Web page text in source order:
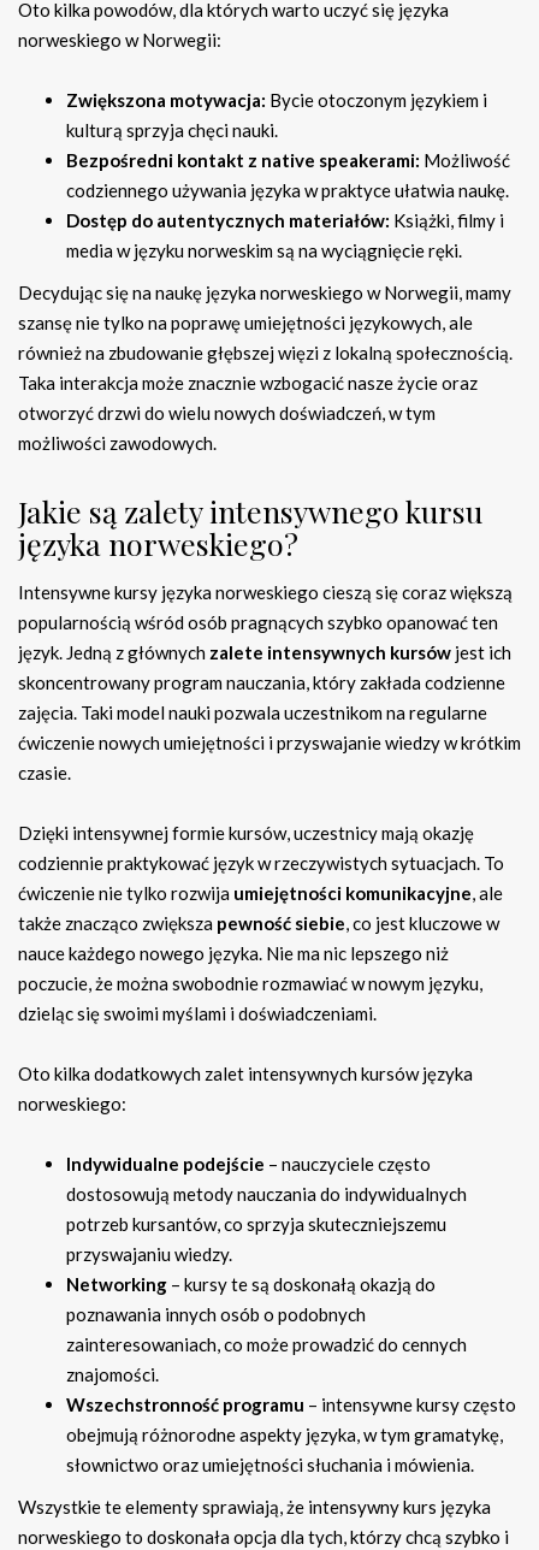
Oto kilka powodów, dla których warto uczyć się języka
norweskiego w Norwegii:
Zwiększona motywacja: Bycie otoczonym językiem i
kulturą sprzyja chęci nauki.
Bezpośredni kontakt z native speakerami: Możliwość
codziennego używania języka w praktyce ułatwia naukę.
Dostęp do autentycznych materiałów: Książki, filmy i
media w języku norweskim są na wyciągnięcie ręki.
Decydując się na naukę języka norweskiego w Norwegii, mamy
szansę nie tylko na poprawę umiejętności językowych, ale
również na zbudowanie głębszej więzi z lokalną społecznością.
Taka interakcja może znacznie wzbogacić nasze życie oraz
otworzyć drzwi do wielu nowych doświadczeń, w tym
możliwości zawodowych.
Jakie są zalety intensywnego kursu
języka norweskiego?
Intensywne kursy języka norweskiego cieszą się coraz większą
popularnością wśród osób pragnących szybko opanować ten
język. Jedną z głównych zalete intensywnych kursów jest ich
skoncentrowany program nauczania, który zakłada codzienne
zajęcia. Taki model nauki pozwala uczestnikom na regularne
ćwiczenie nowych umiejętności i przyswajanie wiedzy w krótkim
czasie.
Dzięki intensywnej formie kursów, uczestnicy mają okazję
codziennie praktykować język w rzeczywistych sytuacjach. To
ćwiczenie nie tylko rozwija umiejętności komunikacyjne, ale
także znacząco zwiększa pewność siebie, co jest kluczowe w
nauce każdego nowego języka. Nie ma nic lepszego niż
poczucie, że można swobodnie rozmawiać w nowym języku,
dzieląc się swoimi myślami i doświadczeniami.
Oto kilka dodatkowych zalet intensywnych kursów języka
norweskiego:
Indywidualne podejście – nauczyciele często
dostosowują metody nauczania do indywidualnych
potrzeb kursantów, co sprzyja skuteczniejszemu
przyswajaniu wiedzy.
Networking – kursy te są doskonałą okazją do
poznawania innych osób o podobnych
zainteresowaniach, co może prowadzić do cennych
znajomości.
Wszechstronność programu – intensywne kursy często
obejmują różnorodne aspekty języka, w tym gramatykę,
słownictwo oraz umiejętności słuchania i mówienia.
Wszystkie te elementy sprawiają, że intensywny kurs języka
norweskiego to doskonała opcja dla tych, którzy chcą szybko i